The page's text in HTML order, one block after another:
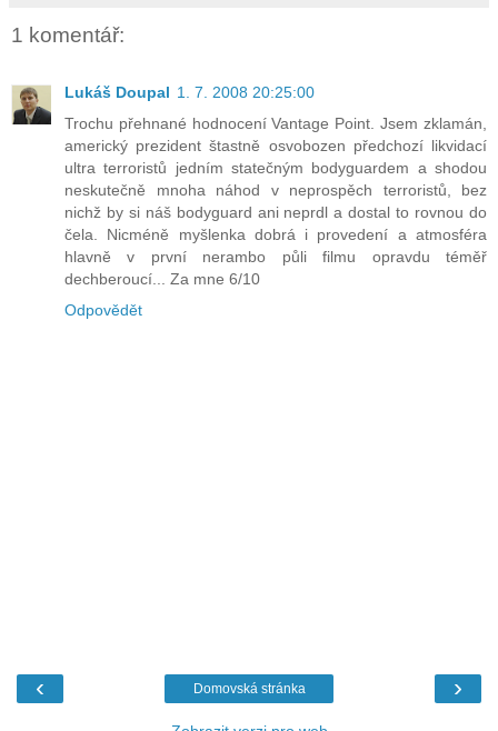
1 komentář:
Lukáš Doupal 1. 7. 2008 20:25:00
Trochu přehnané hodnocení Vantage Point. Jsem zklamán,
americký prezident štastně osvobozen předchozí likvidací
ultra terroristů jedním statečným bodyguardem a shodou
neskutečně mnoha náhod v neprospěch terroristů, bez
nichž by si náš bodyguard ani neprdl a dostal to rovnou do
čela. Nicméně myšlenka dobrá i provedení a atmosféra
hlavně v první nerambo půli filmu opravdu téměř
dechberoucí... Za mne 6/10
Odpovědět
‹ ›
Domovská stránka